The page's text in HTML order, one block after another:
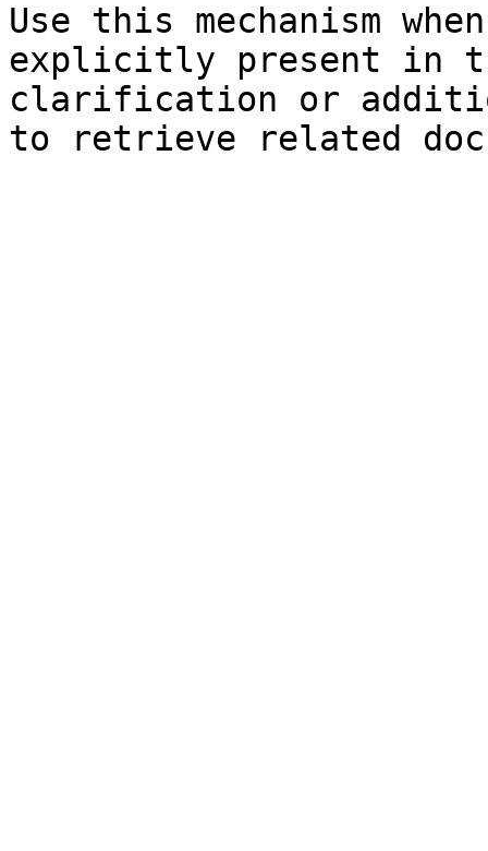
Use this mechanism
explicitly present in
clarification or